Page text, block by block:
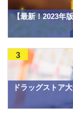
【最新！2023年
ドラッグストア
3